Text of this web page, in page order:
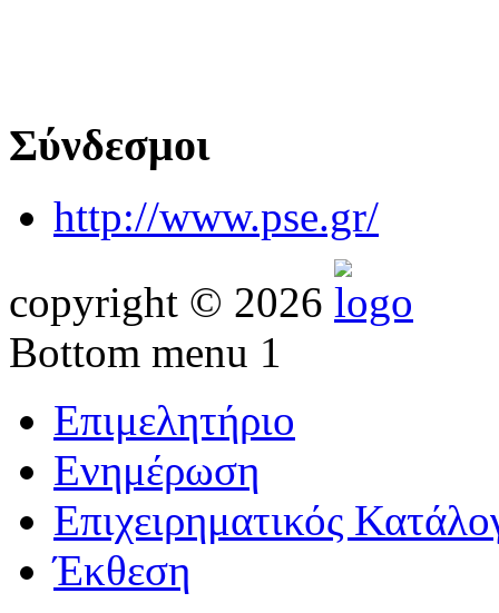
Σύνδεσμοι
http://www.pse.gr/
copyright © 2026
Bottom menu 1
Επιμελητήριο
Ενημέρωση
Επιχειρηματικός
Έκθεση